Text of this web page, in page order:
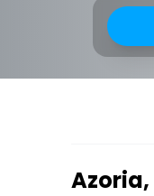
Azoria,